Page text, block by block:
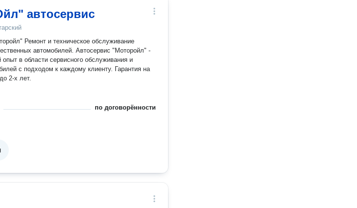
автосервис
Ремонт и техническое обслуживание
автомобилей. Автосервис "Моторойл" -
опыт в области сервисного обслуживания и
2-х лет.
по договорённости